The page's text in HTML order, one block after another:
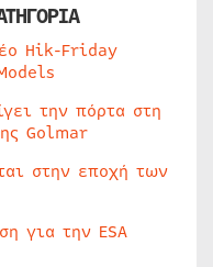
Hik-Friday
την πόρτα στη
Golmar
στην εποχή των
για την ESA